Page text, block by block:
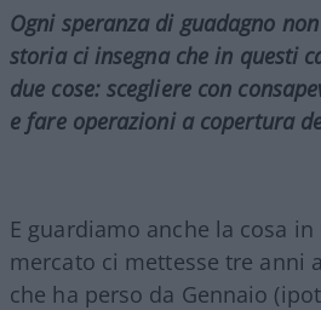
Ogni speranza di guadagno
storia ci insegna che in questi
due cose: scegliere con
e fare operazioni a copertura
E guardiamo anche la cosa
mercato ci mettesse tre anni
che ha perso da Gennaio